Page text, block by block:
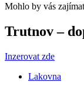
Mohlo by vás
Trutnov –
Inzerovat zde
Lakovna